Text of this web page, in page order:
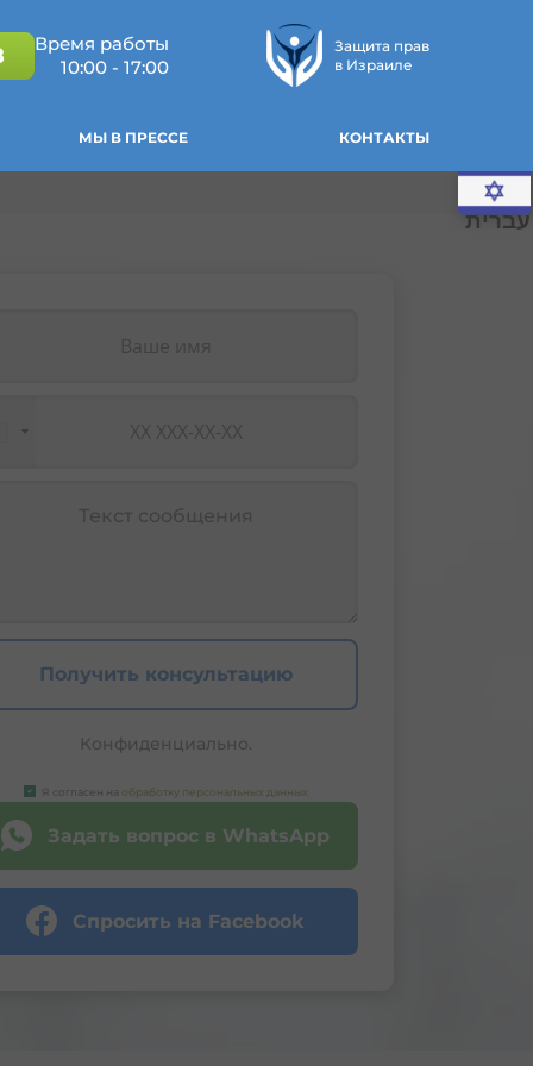
עברית
Время работы
10:00 - 17:00
Защита прав
в Израиле
МЫ В ПРЕССЕ КОНТАКТЫ
Получить консультацию
Конфиденциально.
Я согласен на обработку персональных данных
Задать вопрос в WhatsApp
Спросить на Facebook